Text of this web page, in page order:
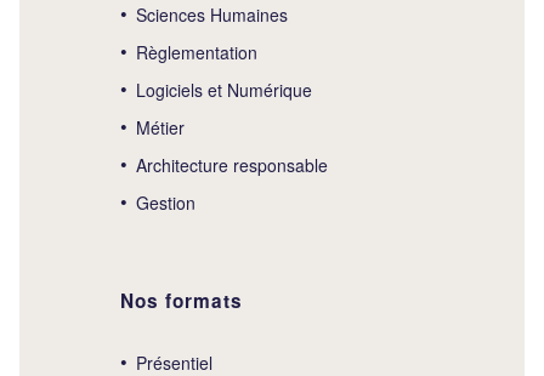
Sciences Humaines
Règlementation
Logiciels et Numérique
Métier
Architecture responsable
Gestion
Nos formats
Présentiel